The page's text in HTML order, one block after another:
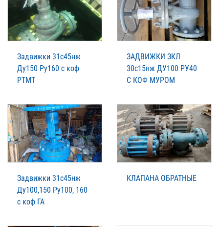
Задвижки 31с45нж
Ду150 Ру160 с коф
РТМТ
ЗАДВИЖКИ ЗКЛ
30с15нж ДУ100 РУ40
C КОФ МУРОМ
Задвижки 31с45нж
Ду100,150 Ру100, 160
с коф ГА
КЛАПАНА ОБРАТНЫЕ